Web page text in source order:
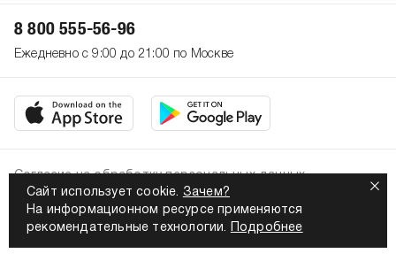
Сайт использует cookie. Зачем?
На информационном ресурсе применяются
рекомендательные технологии.
Подробнее
8 800 555-56-96
Ежедневно с 9:00 до 21:00 по Москве
2026. Все права защищены
Политика конфиденциальности
Согласие на обработку персональных данных